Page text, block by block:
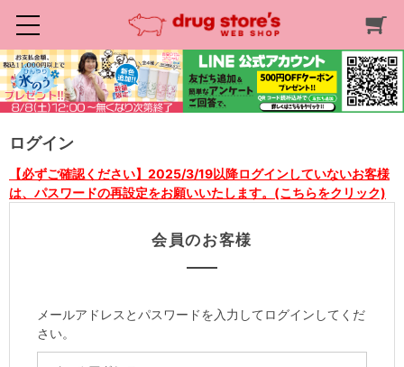
ログイン
【必ずご確認ください】2025/3/19以降ログインしていないお客様
は、パスワードの再設定をお願いいたします。(こちらをクリック)
会員のお客様
メールアドレスとパスワードを入力してログインしてくだ
さい。